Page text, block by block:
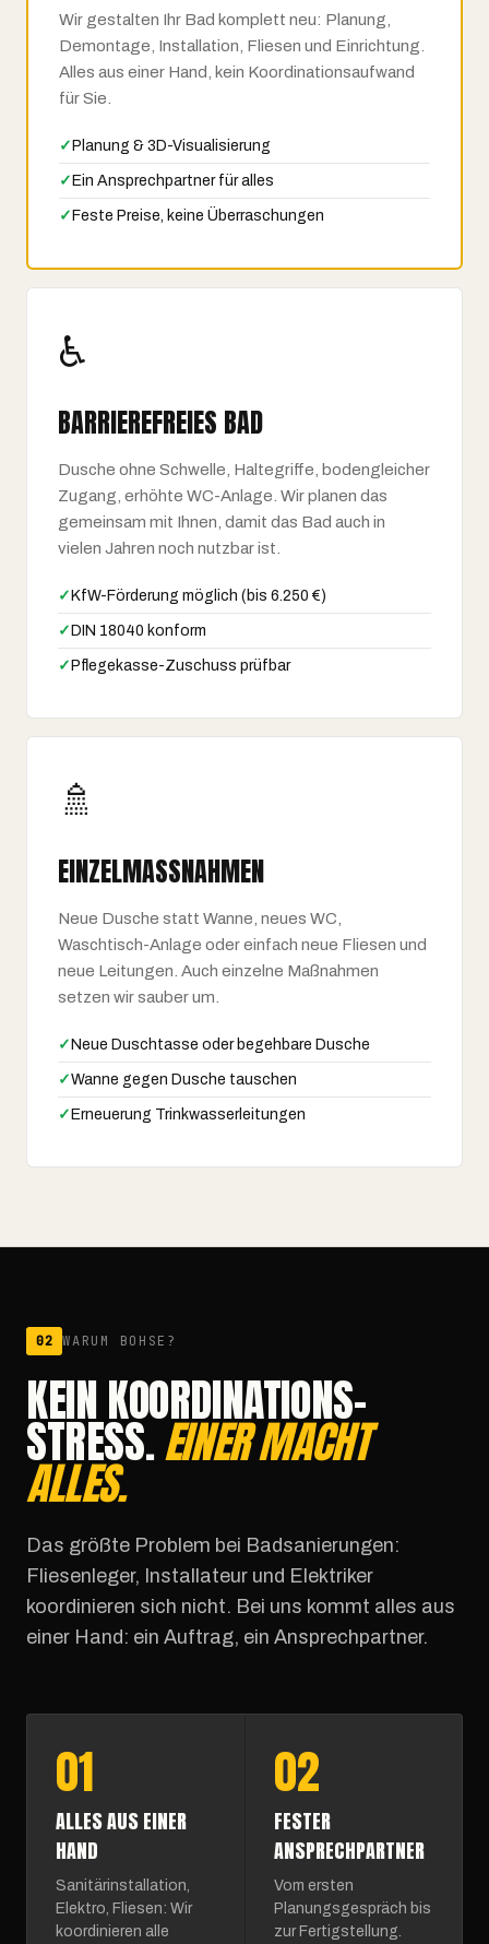
Wir gestalten Ihr Bad komplett neu: Planung,
Demontage, Installation, Fliesen und Einrichtung.
Alles aus einer Hand, kein Koordinationsaufwand
für Sie.
✓Planung & 3D-Visualisierung
✓Ein Ansprechpartner für alles
✓Feste Preise, keine Überraschungen
♿
BARRIERE­FREIES BAD
Dusche ohne Schwelle, Haltegriffe, bodengleicher
Zugang, erhöhte WC-Anlage. Wir planen das
gemeinsam mit Ihnen, damit das Bad auch in
vielen Jahren noch nutzbar ist.
✓KfW-Förderung möglich (bis 6.250 €)
✓DIN 18040 konform
✓Pflegekasse-Zuschuss prüfbar
🚿
EINZEL­MASSNAHMEN
Neue Dusche statt Wanne, neues WC,
Waschtisch-Anlage oder einfach neue Fliesen und
neue Leitungen. Auch einzelne Maßnahmen
setzen wir sauber um.
✓Neue Duschtasse oder begehbare Dusche
✓Wanne gegen Dusche tauschen
✓Erneuerung Trinkwasserleitungen
02 WARUM BOHSE?
KEIN KOORDINATIONS­
STRESS.EINER MACHT
ALLES.
Das größte Problem bei Badsanierungen:
Fliesenleger, Installateur und Elektriker
koordinieren sich nicht. Bei uns kommt alles aus
einer Hand: ein Auftrag, ein Ansprechpartner.
01
ALLES AUS EINER
HAND
Sanitärinstallation,
Elektro, Fliesen: Wir
koordinieren alle
02
FESTER
ANSPRECHPARTNER
Vom ersten
Planungsgespräch bis
zur Fertigstellung.